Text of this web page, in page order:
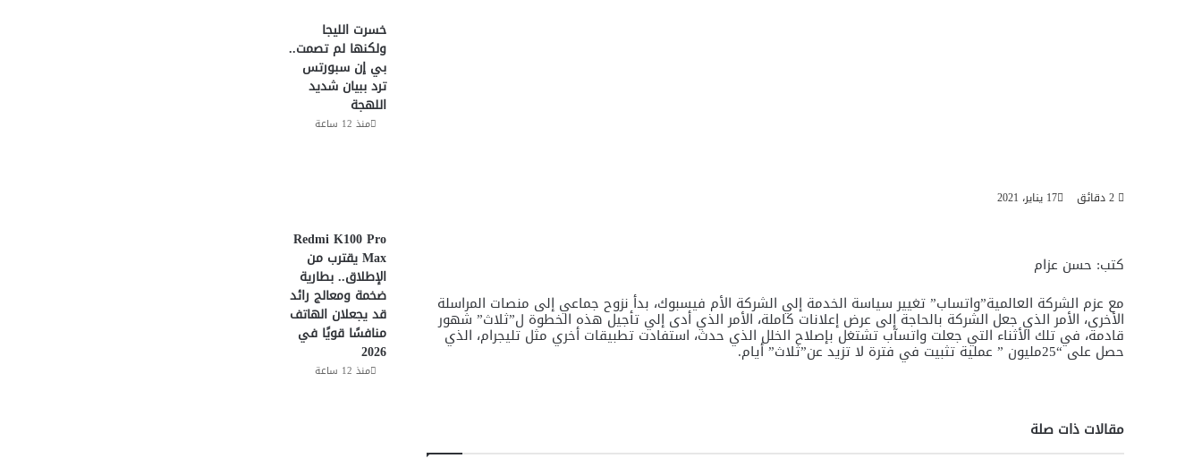
17 يناير، 2021
كتب: حسن عزام
مع عزم الشركة العالمية”واتساب” تغيير سياسة الخدمة إلي الشركة الأم فيسبوك، بدأ نزوح جماعي إلى منصات المراسلة
الأخرى، الأمر الذي جعل الشركة بالحاجة إلى عرض إعلانات كاملة، الأمر الذي أدى إلي تأجيل هذه الخطوة ل”ثلاث” شهور
قادمة، في تلك الأثناء التي جعلت واتسآب تشتغل بإصلاح الخلل الذي حدث، استفادت تطبيقات أخري مثل تليجرام، الذي
حصل على “25مليون ” عملية تثبيت في فترة لا تزيد عن”ثلاث” أيام.
مقالات ذات صلة
خسرت الليجا
ولكنها لم تصمت..
بي إن سبورتس
ترد ببيان شديد
اللهجة
منذ 12 ساعة
Redmi K100 Pro
Max يقترب من
الإطلاق.. بطارية
ضخمة ومعالج رائد
قد يجعلان الهاتف
منافسًا قويًا في
2026
منذ 12 ساعة